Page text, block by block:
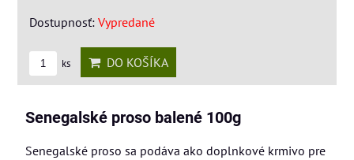
Dostupnosť: Vypredané
ks DO KOŠÍKA
Senegalské proso balené 100g
Senegalské proso sa podáva ako doplnkové krmivo pre